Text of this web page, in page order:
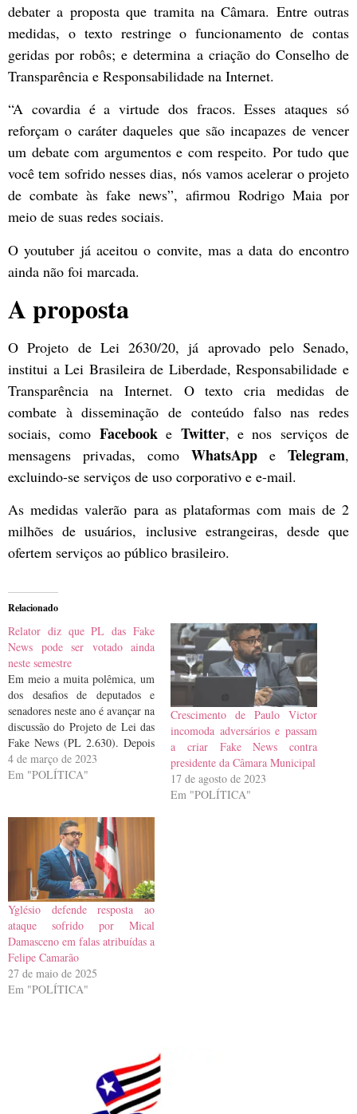
debater a proposta que tramita na Câmara. Entre outras
medidas, o texto restringe o funcionamento de contas
geridas por robôs; e determina a criação do Conselho de
Transparência e Responsabilidade na Internet.
“A covardia é a virtude dos fracos. Esses ataques só
reforçam o caráter daqueles que são incapazes de vencer
um debate com argumentos e com respeito. Por tudo que
você tem sofrido nesses dias, nós vamos acelerar o projeto
de combate às fake news”, afirmou Rodrigo Maia por
meio de suas redes sociais.
O youtuber já aceitou o convite, mas a data do encontro
ainda não foi marcada.
A proposta
O Projeto de Lei 2630/20, já aprovado pelo Senado,
institui a Lei Brasileira de Liberdade, Responsabilidade e
Transparência na Internet. O texto cria medidas de
combate à disseminação de conteúdo falso nas redes
sociais, como Facebooke Twitter, e nos serviços de
mensagens privadas, como WhatsApp e Telegram,
excluindo-se serviços de uso corporativo e e-mail.
As medidas valerão para as plataformas com mais de 2
milhões de usuários, inclusive estrangeiras, desde que
ofertem serviços ao público brasileiro.
Relacionado
Relator diz que PL das Fake
News pode ser votado ainda
neste semestre
Em meio a muita polêmica, um
dos desafios de deputados e
senadores neste ano é avançar na
discussão do Projeto de Lei das
Fake News (PL 2.630). Depois
de aprovado no Senado, em
junho de 2020, o texto seguiu
completamente, e está parado…
4 de março de 2023
Em "POLÍTICA"
Crescimento de Paulo Victor
incomoda adversários e passam
a criar Fake News contra
presidente da Câmara Municipal
17 de agosto de 2023
Em "POLÍTICA"
Yglésio defende resposta ao
ataque sofrido por Mical
Damasceno em falas atribuídas a
Felipe Camarão
27 de maio de 2025
Em "POLÍTICA"